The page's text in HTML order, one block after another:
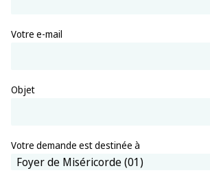
Votre e-mail
Objet
Votre demande est destinée à